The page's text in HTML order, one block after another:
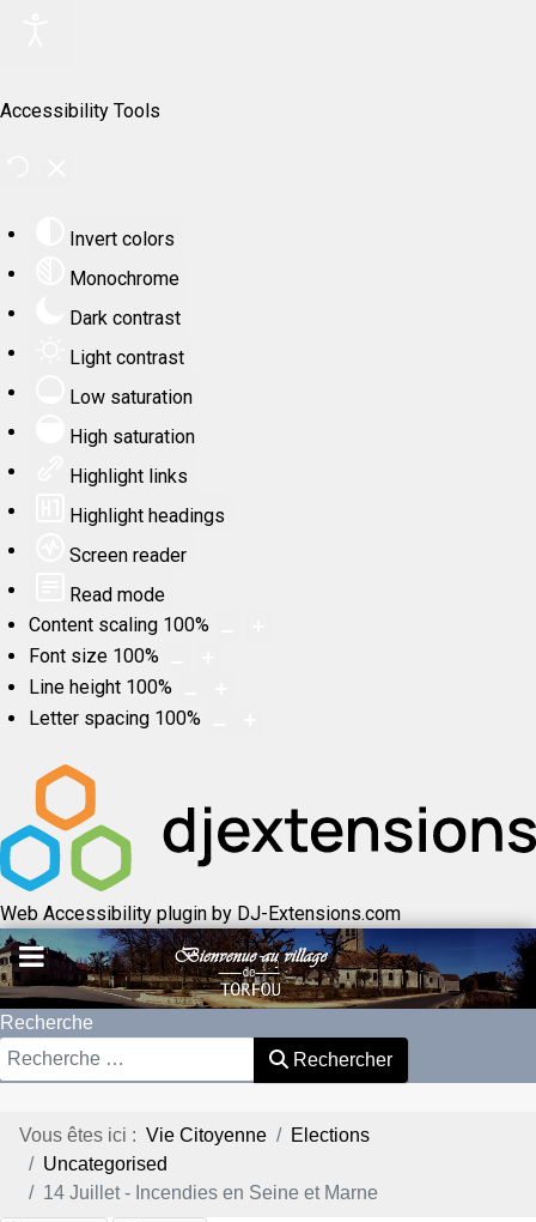
Accessibility Tools
Invert colors
Monochrome
Dark contrast
Light contrast
Low saturation
High saturation
Highlight links
Highlight headings
Screen reader
Read mode
Content scaling 100%
Font size 100%
Line height 100%
Letter spacing 100%
Web Accessibility plugin by DJ-Extensions.com
Recherche
Rechercher
Vous êtes ici : Vie Citoyenne
Elections
Uncategorised
14 Juillet - Incendies en Seine et Marne